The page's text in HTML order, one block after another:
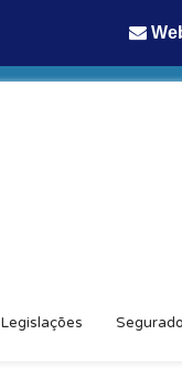
Legislações Segurado